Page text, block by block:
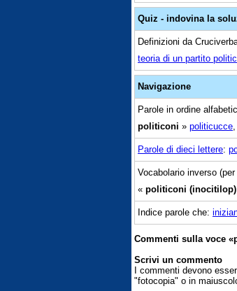
Quiz - indovina la
Definizioni da
teoria di un partito
Navigazione
Parole in ordine
politiconi » politicucce
Parole di dieci lettere:
Vocabolario inverso
« politiconi (inocitilop)
Indice parole che:
Commenti sulla voce
Scrivi un commento
I commenti devono
"fotocopia" o in